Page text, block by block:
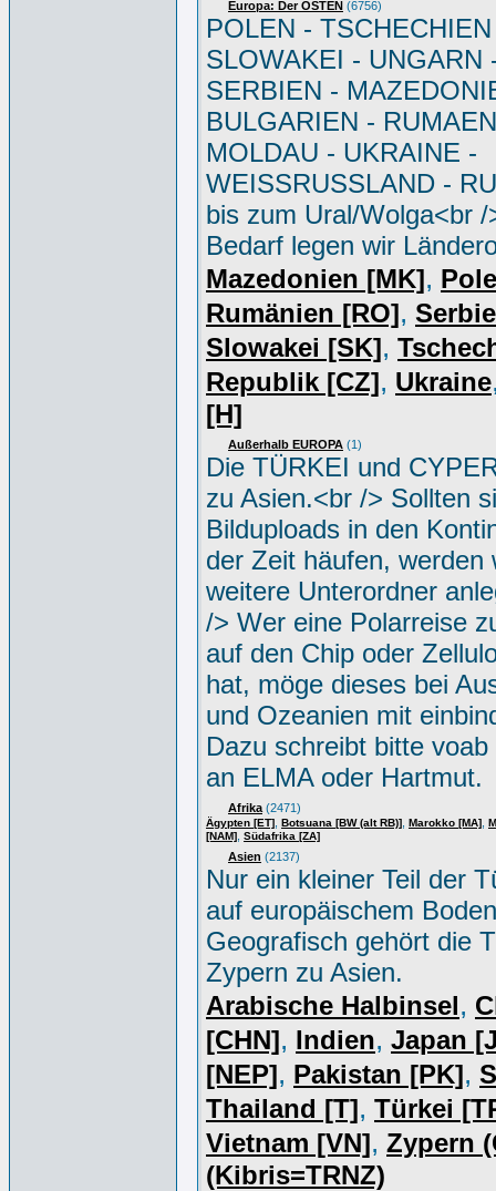
Europa: Der OSTEN (6756)
POLEN -
SLOWAKEI - UNGARN
SERBIEN -
BULGARIEN -
MOLDAU - UKRAINE -
WEISSRUSSLAND -
bis zum Ural/Wolga<br /
Bedarf legen wir
Mazedonien [MK],
Rumänien [RO],
Slowakei [SK],
Republik [CZ], Ukraine
[H]
Außerhalb EUROPA (1)
Die TÜRKEI und
zu Asien.<br /> Sollten
Bilduploads in den
der Zeit häufen, werden
weitere Unterordner
/> Wer eine Polarreise
auf den Chip oder
hat, möge dieses bei
und Ozeanien mit
Dazu schreibt bitte
an ELMA oder Hartmut.
Afrika (2471)
Ägypten [ET] Botsuana [BW (alt RB)] Marokko [MA]
[NAM] Südafrika [ZA]
Asien (2137)
Nur ein kleiner Teil der
auf europäischem
Geografisch gehört die
Zypern zu Asien.
Arabische Halbinsel,
[CHN], Indien, Japan
[NEP], Pakistan [PK],
Thailand [T], Türkei
Vietnam [VN], Zypern
(Kibris=TRNZ)